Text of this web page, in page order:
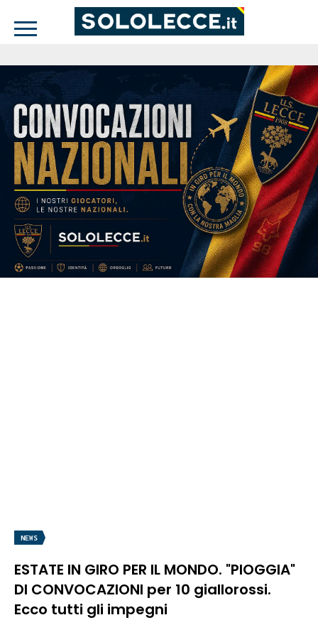
NEWS
ESTATE IN GIRO PER IL MONDO. "PIOGGIA"
DI CONVOCAZIONI per 10 giallorossi.
Ecco tutti gli impegni